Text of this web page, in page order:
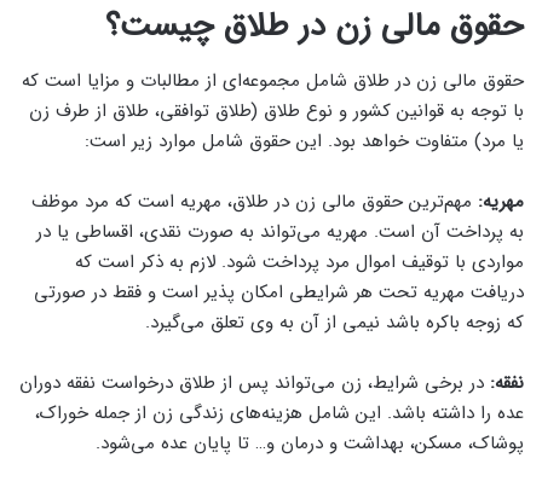
حقوق مالی زن در طلاق چیست؟
حقوق مالی زن در طلاق شامل مجموعه‌ای از مطالبات و مزایا است که
با توجه به قوانین کشور و نوع طلاق (طلاق توافقی، طلاق از طرف زن
یا مرد) متفاوت خواهد بود. این حقوق شامل موارد زیر است:
مهریه: مهم‌ترین حقوق مالی زن در طلاق، مهریه است که مرد موظف
به پرداخت آن است. مهریه می‌تواند به صورت نقدی، اقساطی یا در
مواردی با توقیف اموال مرد پرداخت شود. لازم به ذکر است که
دریافت مهریه تحت هر شرایطی امکان پذیر است و فقط در صورتی
که زوجه باکره باشد نیمی از آن به وی تعلق می‌گیرد.
نفقه: در برخی شرایط، زن می‌تواند پس از طلاق درخواست نفقه دوران
عده را داشته باشد. این شامل هزینه‌های زندگی زن از جمله خوراک،
پوشاک، مسکن، بهداشت و درمان و… تا پایان عده می‌شود.